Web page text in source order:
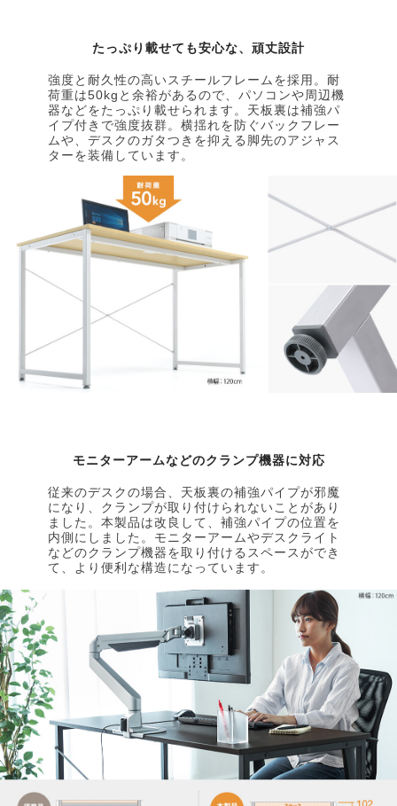
たっぷり載せても安心な、頑丈設計
強度と耐久性の高いスチールフレームを採用。耐
荷重は50kgと余裕があるので、パソコンや周辺機
器などをたっぷり載せられます。天板裏は補強パ
イプ付きで強度抜群。横揺れを防ぐバックフレー
ムや、デスクのガタつきを抑える脚先のアジャス
ターを装備しています。
モニターアームなどのクランプ機器に対応
従来のデスクの場合、天板裏の補強パイプが邪魔
になり、クランプが取り付けられないことがあり
ました。本製品は改良して、補強パイプの位置を
内側にしました。モニターアームやデスクライト
などのクランプ機器を取り付けるスペースができ
て、より便利な構造になっています。